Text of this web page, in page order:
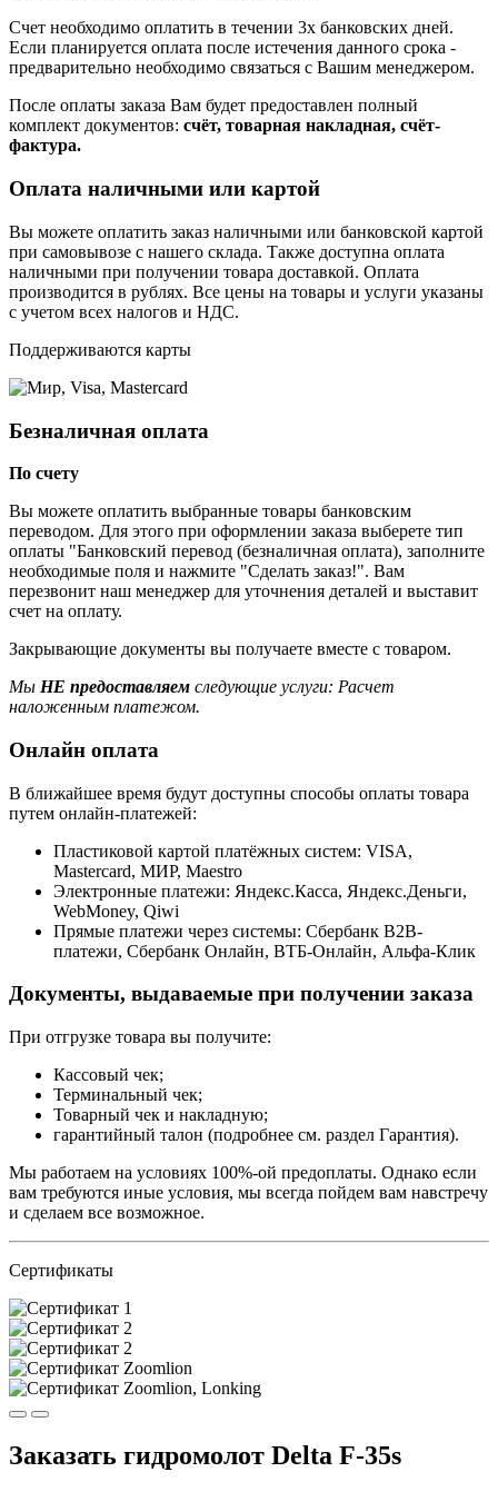
Счет необходимо оплатить в течении 3х банковских дней.
Если планируется оплата после истечения данного срока -
предварительно необходимо связаться с Вашим менеджером.
После оплаты заказа Вам будет предоставлен полный
комплект документов: счёт, товарная накладная, счёт-
фактура.
Оплата наличными или картой
Вы можете оплатить заказ наличными или банковской картой
при самовывозе с нашего склада. Также доступна оплата
наличными при получении товара доставкой. Оплата
производится в рублях. Все цены на товары и услуги указаны
с учетом всех налогов и НДС.
Поддерживаются карты
Безналичная оплата
По счету
Вы можете оплатить выбранные товары банковским
переводом. Для этого при оформлении заказа выберете тип
оплаты "Банковский перевод (безналичная оплата), заполните
необходимые поля и нажмите "Сделать заказ!". Вам
перезвонит наш менеджер для уточнения деталей и выставит
счет на оплату.
Закрывающие документы вы получаете вместе с товаром.
Мы НЕ предоставляем следующие услуги: Расчет
наложенным платежом.
Онлайн оплата
В ближайшее время будут доступны способы оплаты товара
путем онлайн-платежей:
Пластиковой картой платёжных систем: VISA,
Mastercard, МИР, Maestrо
Электронные платежи: Яндекс.Касса, Яндекс.Деньги,
WebMoney, Qiwi
Прямые платежи через системы: Сбербанк B2B-
платежи, Сбербанк Онлайн, ВТБ-Онлайн, Альфа-Клик
Документы, выдаваемые при получении заказа
При отгрузке товара вы получите:
Кассовый чек;
Терминальный чек;
Товарный чек и накладную;
гарантийный талон (подробнее см. раздел Гарантия).
Мы работаем на условиях 100%-ой предоплаты. Однако если
вам требуются иные условия, мы всегда пойдем вам навстречу
и сделаем все возможное.
Сертификаты
Заказать гидромолот Delta F-35s